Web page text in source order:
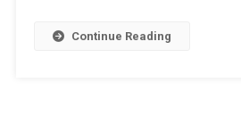
Continue Reading